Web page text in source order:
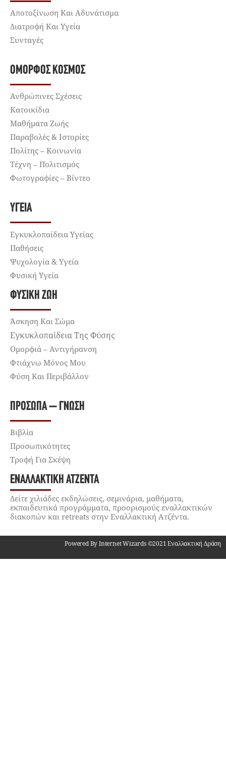
Αποτοξίνωση Και Αδυνάτισμα
Διατροφή Και Υγεία
Συνταγές
ΌΜΟΡΦΟΣ ΚΌΣΜΟΣ
Ανθρώπινες Σχέσεις
Κατοικίδια
Μαθήματα Ζωής
Παραβολές & Ιστορίες
Πολίτης – Κοινωνία
Τέχνη – Πολιτισμός
Φωτογραφίες – Βίντεο
ΥΓΕΊΑ
Εγκυκλοπαίδεια Υγείας
Παθήσεις
Ψυχολογία & Υγεία
Φυσική Υγεία
ΦΥΣΙΚΉ ΖΩΉ
Άσκηση Και Σώμα
Εγκυκλοπαίδεια Της Φύσης
Ομορφιά – Αντιγήρανση
Φτιάχνω Μόνος Μου
Φύση Και Περιβάλλον
ΠΡΌΣΩΠΑ – ΓΝΏΣΗ
Βιβλία
Προσωπικότητες
Τροφή Για Σκέψη
ΕΝΑΛΛΑΚΤΙΚΉ ΑΤΖΈΝΤΑ
Δείτε χιλιάδες εκδηλώσεις, σεμινάρια, μαθήματα,
εκπαιδευτικά προγράμματα, προορισμούς εναλλακτικών
διακοπών και retreats στην Εναλλακτική Ατζέντα.
Powered By Internet Wizards ©2021 Εναλλακτική Δράση